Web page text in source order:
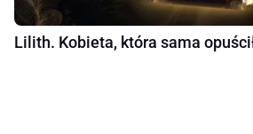
Lilith. Kobieta, która sama